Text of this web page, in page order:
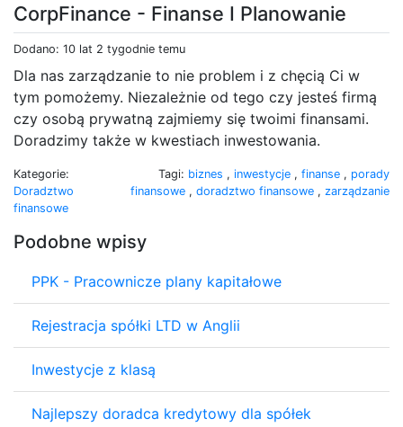
CorpFinance - Finanse I Planowanie
Dodano: 10 lat 2 tygodnie temu
Dla nas zarządzanie to nie problem i z chęcią Ci w
tym pomożemy. Niezależnie od tego czy jesteś firmą
czy osobą prywatną zajmiemy się twoimi finansami.
Doradzimy także w kwestiach inwestowania.
Kategorie:
Doradztwo
finansowe
Tagi: biznes , inwestycje , finanse , porady
finansowe , doradztwo finansowe , zarządzanie
Podobne wpisy
PPK - Pracownicze plany kapitałowe
Rejestracja spółki LTD w Anglii
Inwestycje z klasą
Najlepszy doradca kredytowy dla spółek